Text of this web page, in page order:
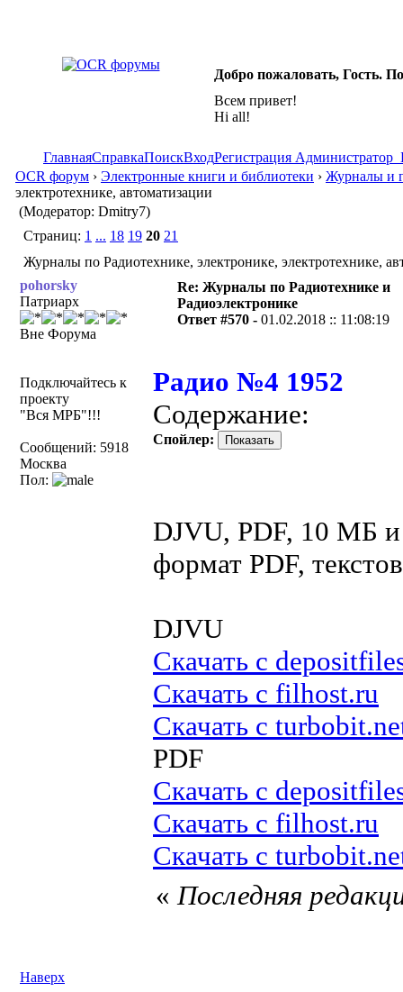
Добро пожаловать, Гость.
Всем привет!
Hi all!
ГлавнаяСправкаПоискВходРегистрация Администратор
OCR форум › Электронные книги и библиотеки › Журналы и
электротехнике, автоматизации
(Модератор: Dmitry7)
Страниц: 1 ... 18 19 20 21
Журналы по Радиотехнике, электронике, электротехнике,
pohorsky
Патриарх
Вне Форума
Подключайтесь к
проекту
"Вся МРБ"!!!
Сообщений: 5918
Москва
Пол:
Re: Журналы по Радиотехнике и
Радиоэлектронике
Ответ #570 -01.02.2018 :: 11:08:19
Радио №4 1952
Содержание:
Спойлер:
DJVU, PDF, 10 МБ
формат PDF,
DJVU
Скачать с
Скачать с filhost.ru
Скачать с
PDF
Скачать с
Скачать с filhost.ru
Скачать с
Наверх
«Последняя